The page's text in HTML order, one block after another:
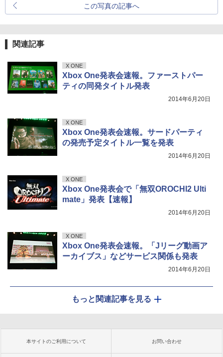
この写真の記事へ
関連記事
X ONE
Xbox One発表会速報。ファーストパー
ティの同発タイトル発表
2014年6月20日
X ONE
Xbox One発表会速報。サードパーティ
の発売予定タイトル一覧を発表
2014年6月20日
X ONE
Xbox One発表会で「無双OROCHI2 Ulti
mate」発表【速報】
2014年6月20日
X ONE
Xbox One発表会速報。「Jリーグ動画ア
ーカイブス」などサービス関係も発表
2014年6月20日
もっと関連記事を見る
本サイトのご利用について お問い合わせ